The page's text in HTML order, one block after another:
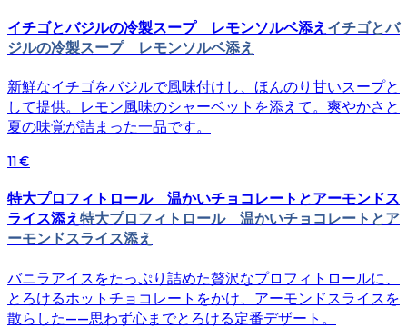
イチゴとバジルの冷製スープ レモンソルベ添え イチゴとバ
ジルの冷製スープ レモンソルベ添え
新鮮なイチゴをバジルで風味付けし、ほんのり甘いスープと
して提供。レモン風味のシャーベットを添えて。爽やかさと
夏の味覚が詰まった一品です。
11 €
特大プロフィトロール 温かいチョコレートとアーモンドス
ライス添え 特大プロフィトロール 温かいチョコレートとア
ーモンドスライス添え
バニラアイスをたっぷり詰めた贅沢なプロフィトロールに、
とろけるホットチョコレートをかけ、アーモンドスライスを
散らした——思わず心までとろける定番デザート。